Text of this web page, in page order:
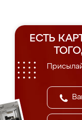
ЕСТЬ